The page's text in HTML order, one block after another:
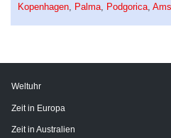
Kopenhagen
Palma Podgorica
Weltuhr
Zeit in Europa
Zeit in Australien